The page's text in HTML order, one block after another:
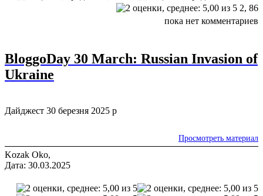
2, 86
пока нет комментариев
BloggoDay 30 March: Russian Invasion of
Ukraine
Дайджест 30 березня 2025 р
Просмотреть материал
Kozak Oko,
Дата: 30.03.2025